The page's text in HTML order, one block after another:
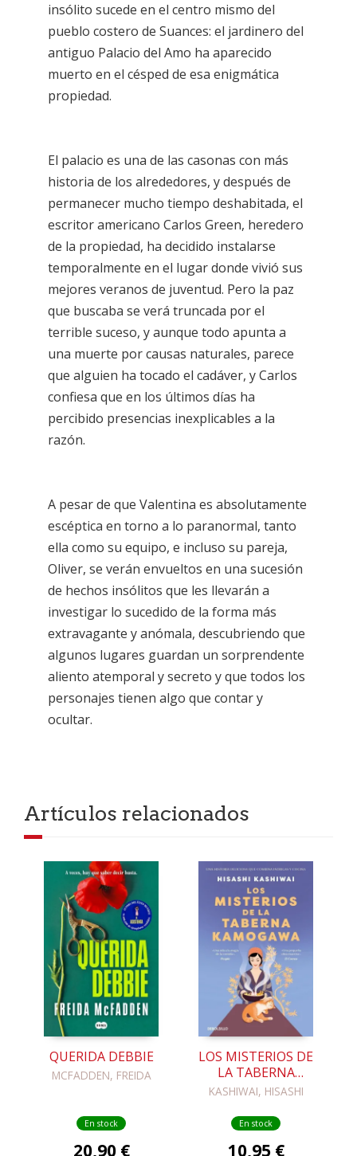
insólito sucede en el centro mismo del
pueblo costero de Suances: el jardinero del
antiguo Palacio del Amo ha aparecido
muerto en el césped de esa enigmática
propiedad.
El palacio es una de las casonas con más
historia de los alrededores, y después de
permanecer mucho tiempo deshabitada, el
escritor americano Carlos Green, heredero
de la propiedad, ha decidido instalarse
temporalmente en el lugar donde vivió sus
mejores veranos de juventud. Pero la paz
que buscaba se verá truncada por el
terrible suceso, y aunque todo apunta a
una muerte por causas naturales, parece
que alguien ha tocado el cadáver, y Carlos
confiesa que en los últimos días ha
percibido presencias inexplicables a la
razón.
A pesar de que Valentina es absolutamente
escéptica en torno a lo paranormal, tanto
ella como su equipo, e incluso su pareja,
Oliver, se verán envueltos en una sucesión
de hechos insólitos que les llevarán a
investigar lo sucedido de la forma más
extravagante y anómala, descubriendo que
algunos lugares guardan un sorprendente
aliento atemporal y secreto y que todos los
personajes tienen algo que contar y
ocultar.
Artículos relacionados
QUERIDA DEBBIE
MCFADDEN, FREIDA
En stock
20,90 €
LOS MISTERIOS DE
LA TABERNA
KAMOGAWA
KAMOGAWA 1)
KASHIWAI, HISASHI
En stock
10,95 €